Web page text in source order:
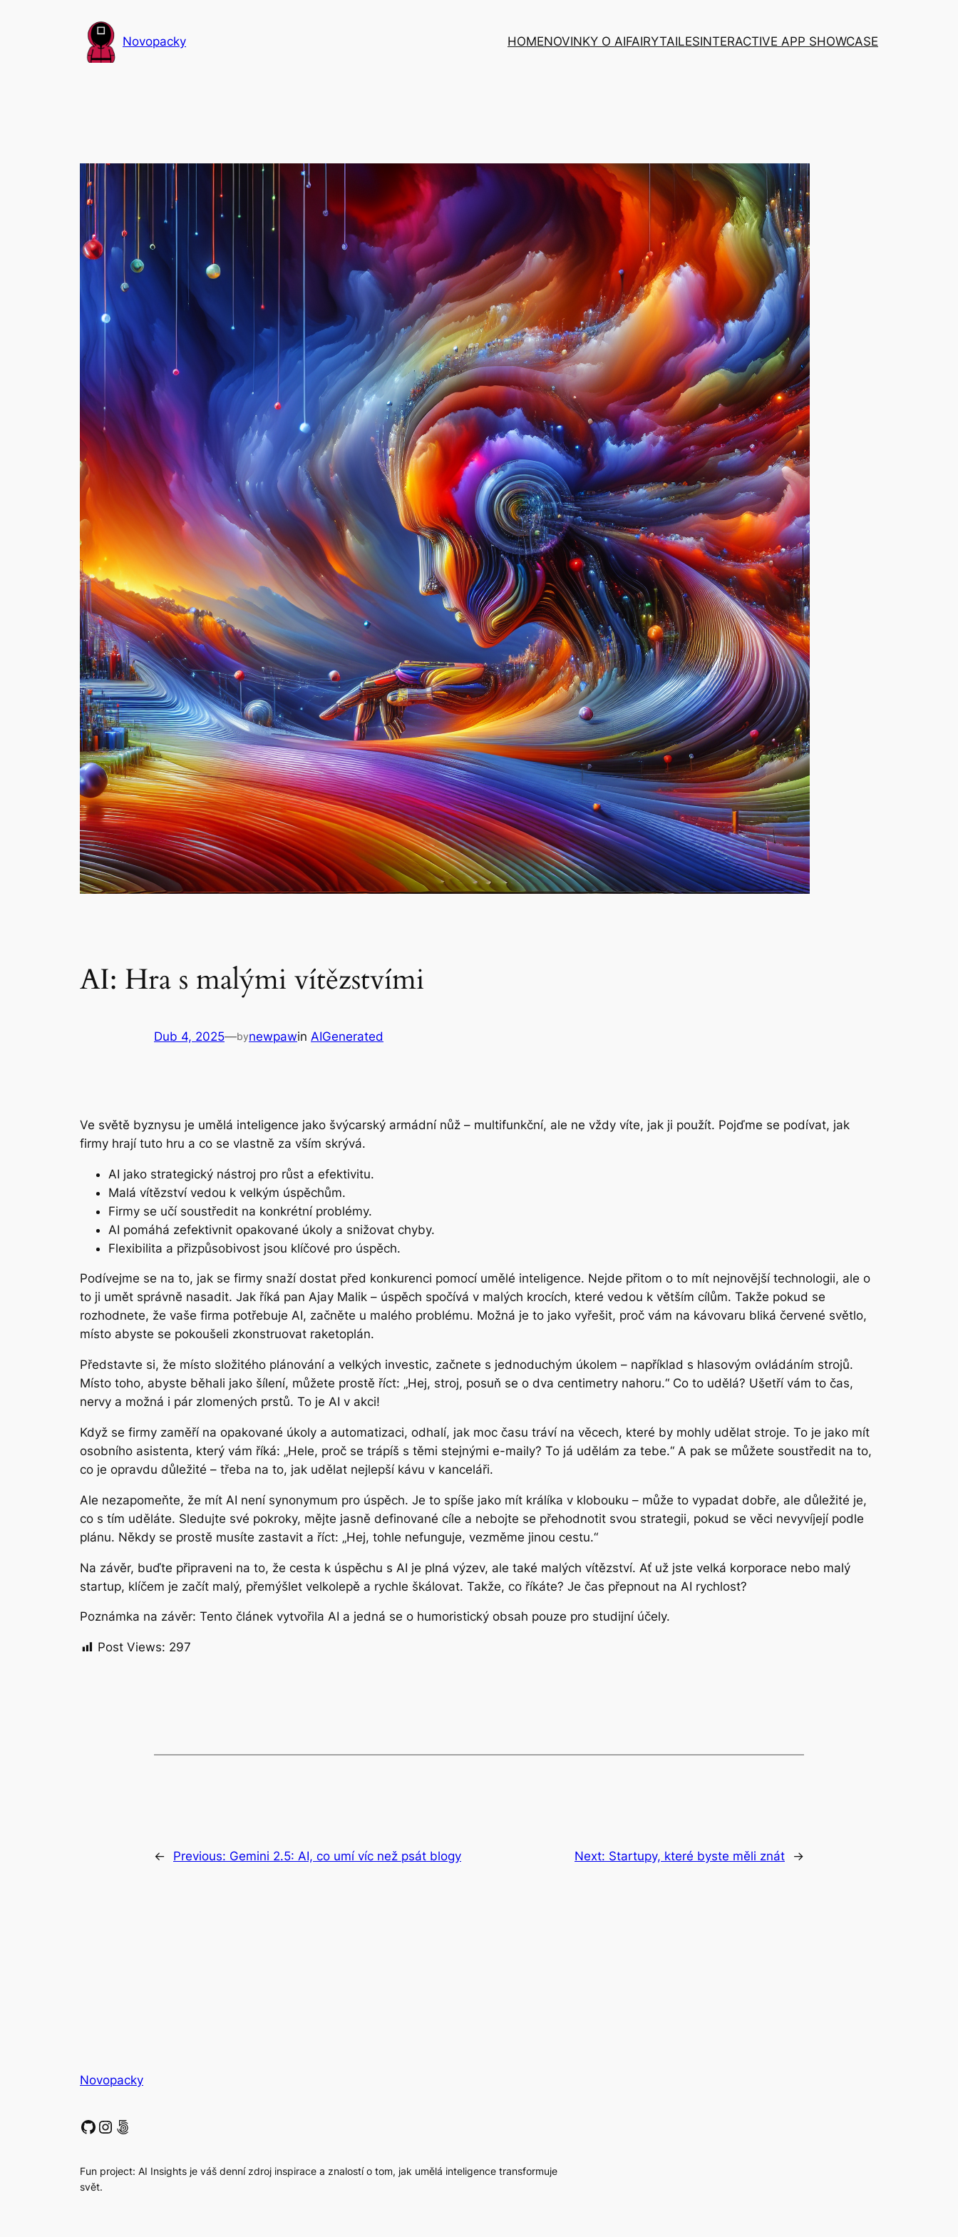
Novopacky HOMENOVINKY O AIFAIRYTAILESINTERACTIVE APP SHOWCASE
AI: Hra s malými vítězstvími
Dub 4, 2025—bynewpawin AIGenerated
Ve světě byznysu je umělá inteligence jako švýcarský armádní nůž – multifunkční, ale ne vždy víte, jak ji použít. Pojďme se podívat, jak
firmy hrají tuto hru a co se vlastně za vším skrývá.
AI jako strategický nástroj pro růst a efektivitu.
Malá vítězství vedou k velkým úspěchům.
Firmy se učí soustředit na konkrétní problémy.
AI pomáhá zefektivnit opakované úkoly a snižovat chyby.
Flexibilita a přizpůsobivost jsou klíčové pro úspěch.
Podívejme se na to, jak se firmy snaží dostat před konkurenci pomocí umělé inteligence. Nejde přitom o to mít nejnovější technologii, ale o
to ji umět správně nasadit. Jak říká pan Ajay Malik – úspěch spočívá v malých krocích, které vedou k větším cílům. Takže pokud se
rozhodnete, že vaše firma potřebuje AI, začněte u malého problému. Možná je to jako vyřešit, proč vám na kávovaru bliká červené světlo,
místo abyste se pokoušeli zkonstruovat raketoplán.
Představte si, že místo složitého plánování a velkých investic, začnete s jednoduchým úkolem – například s hlasovým ovládáním strojů.
Místo toho, abyste běhali jako šílení, můžete prostě říct: „Hej, stroj, posuň se o dva centimetry nahoru.“ Co to udělá? Ušetří vám to čas,
nervy a možná i pár zlomených prstů. To je AI v akci!
Když se firmy zaměří na opakované úkoly a automatizaci, odhalí, jak moc času tráví na věcech, které by mohly udělat stroje. To je jako mít
osobního asistenta, který vám říká: „Hele, proč se trápíš s těmi stejnými e-maily? To já udělám za tebe.“ A pak se můžete soustředit na to,
co je opravdu důležité – třeba na to, jak udělat nejlepší kávu v kanceláři.
Ale nezapomeňte, že mít AI není synonymum pro úspěch. Je to spíše jako mít králíka v klobouku – může to vypadat dobře, ale důležité je,
co s tím uděláte. Sledujte své pokroky, mějte jasně definované cíle a nebojte se přehodnotit svou strategii, pokud se věci nevyvíjejí podle
plánu. Někdy se prostě musíte zastavit a říct: „Hej, tohle nefunguje, vezměme jinou cestu.“
Na závěr, buďte připraveni na to, že cesta k úspěchu s AI je plná výzev, ale také malých vítězství. Ať už jste velká korporace nebo malý
startup, klíčem je začít malý, přemýšlet velkolepě a rychle škálovat. Takže, co říkáte? Je čas přepnout na AI rychlost?
Poznámka na závěr: Tento článek vytvořila AI a jedná se o humoristický obsah pouze pro studijní účely.
Post Views: 297
← Previous: Gemini 2.5: AI, co umí víc než psát blogy Next: Startupy, které byste měli znát →
Novopacky
GitHub Instagram 500px
Fun project: AI Insights je váš denní zdroj inspirace a znalostí o tom, jak umělá inteligence transformuje
svět.